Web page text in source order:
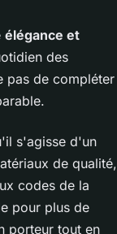
élégance et
des
pas de compléter
s'agisse d'un
de qualité,
codes de la
pour plus de
porteur tout en